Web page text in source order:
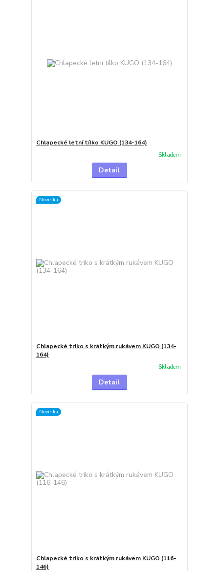
Chlapecké letní tílko KUGO (134-164)
Skladem
Detail
Novinka
Chlapecké triko s krátkým rukávem KUGO (134-
164)
Skladem
Detail
Novinka
Chlapecké triko s krátkým rukávem KUGO (116-
146)